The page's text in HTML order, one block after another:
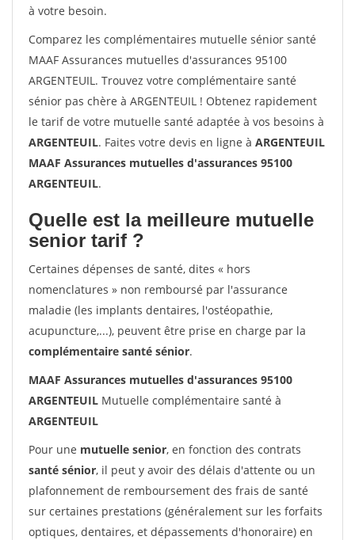
à votre besoin.
Comparez les complémentaires mutuelle sénior santé
MAAF Assurances mutuelles d'assurances 95100
ARGENTEUIL. Trouvez votre complémentaire santé
sénior pas chère à ARGENTEUIL ! Obtenez rapidement
le tarif de votre mutuelle santé adaptée à vos besoins à
ARGENTEUIL. Faites votre devis en ligne à ARGENTEUIL
MAAF Assurances mutuelles d'assurances 95100
ARGENTEUIL.
Quelle est la meilleure mutuelle
senior tarif ?
Certaines dépenses de santé, dites « hors
nomenclatures » non remboursé par l'assurance
maladie (les implants dentaires, l'ostéopathie,
acupuncture,...), peuvent être prise en charge par la
complémentaire santé sénior.
MAAF Assurances mutuelles d'assurances 95100
ARGENTEUIL Mutuelle complémentaire santé à
ARGENTEUIL
Pour une mutuelle senior, en fonction des contrats
santé sénior, il peut y avoir des délais d'attente ou un
plafonnement de remboursement des frais de santé
sur certaines prestations (généralement sur les forfaits
optiques, dentaires, et dépassements d'honoraire) en